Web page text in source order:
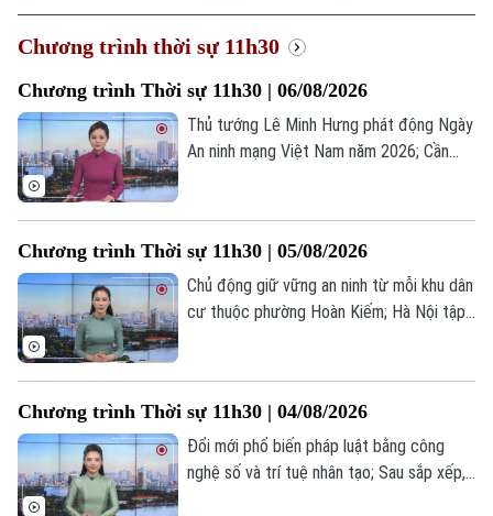
Chương trình thời sự 11h30
Chương trình Thời sự 11h30 | 06/08/2026
Thủ tướng Lê Minh Hưng phát động Ngày
An ninh mạng Việt Nam năm 2026; Cần
Patriot;... là một số nội dung đáng chú ý
trong chương trình hôm nay.
Chương trình Thời sự 11h30 | 05/08/2026
Chủ động giữ vững an ninh từ mỗi khu dân
cư thuộc phường Hoàn Kiếm; Hà Nội tập
dung đáng chú ý trong chương trình hôm
nay.
Chương trình Thời sự 11h30 | 04/08/2026
Đổi mới phổ biến pháp luật bằng công
nghệ số và trí tuệ nhân tạo; Sau sắp xếp,